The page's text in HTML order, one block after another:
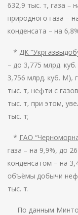
632,9 тыс. т, газа –
природного газа –
конденсата – на
* ДК
– до 3,775 млрд.
3,756 млрд. куб. М),
тыс. т, нефти с
тыс. т, при этом,
тыс. т;
* ГАО
газа – на 9,9%, до
конденсатом – на
объёмы добычи
тыс. т.
По данным